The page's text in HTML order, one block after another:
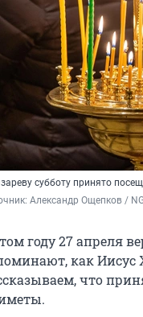
субботу принято
Александр Ощепков /
году 27 апреля
как Иисус
что